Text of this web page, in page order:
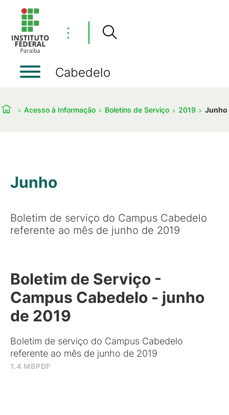
⋮
Cabedelo
Acesso à Informação Boletins de Serviço 2019 Junho
Junho
Boletim de serviço do Campus Cabedelo
referente ao mês de junho de 2019
1.4 MBPDF
Boletim de Serviço -
Campus Cabedelo - junho
de 2019
Boletim de serviço do Campus Cabedelo
referente ao mês de junho de 2019